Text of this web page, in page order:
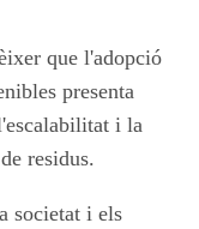
que l'adopció
presenta
i la
residus.
societat i els